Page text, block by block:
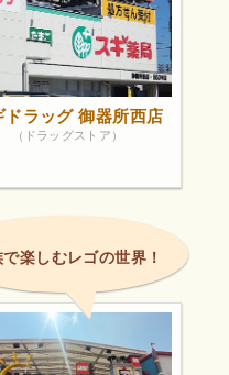
ドラッグ 御器所西店
（ドラッグストア）
楽しむレゴの世界！